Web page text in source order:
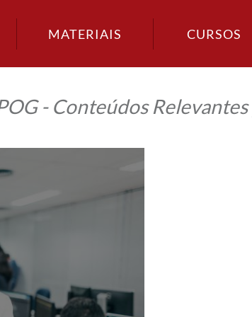
MATERIAIS CURSOS
- Conteúdos